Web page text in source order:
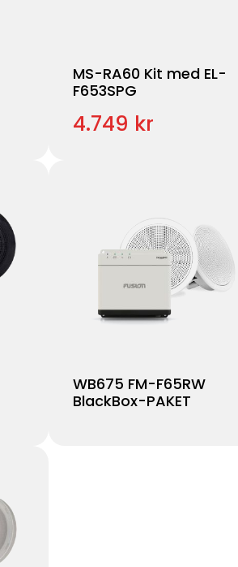
MS-RA60 Kit med EL-
F653SPG
4.749 kr
WB675 FM-F65RW
BlackBox-PAKET